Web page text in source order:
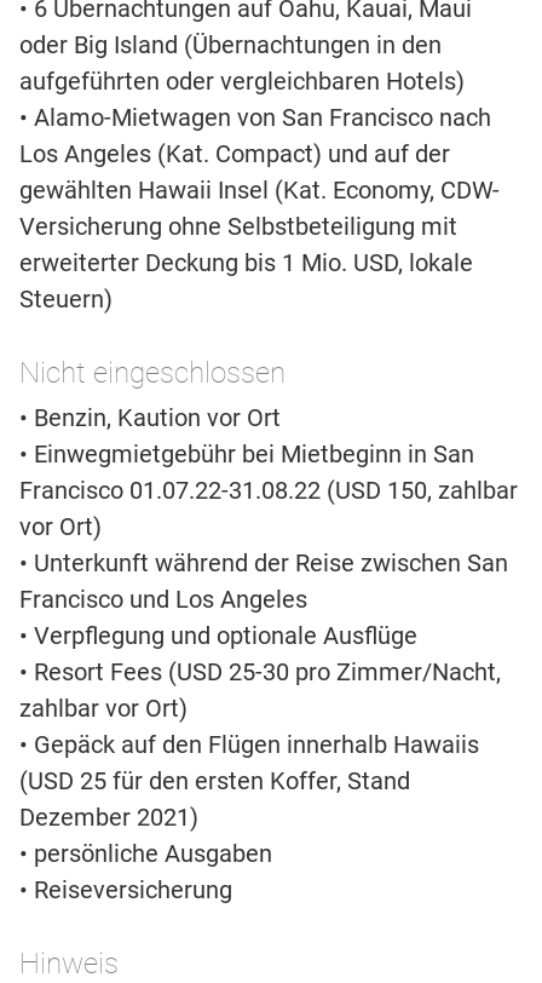
• 6 Übernachtungen auf Oahu, Kauai, Maui
oder Big Island (Übernachtungen in den
aufgeführten oder vergleichbaren Hotels)
• Alamo-Mietwagen von San Francisco nach
Los Angeles (Kat. Compact) und auf der
gewählten Hawaii Insel (Kat. Economy, CDW-
Versicherung ohne Selbstbeteiligung mit
erweiterter Deckung bis 1 Mio. USD, lokale
Steuern)
Nicht eingeschlossen
• Benzin, Kaution vor Ort
• Einwegmietgebühr bei Mietbeginn in San
Francisco 01.07.22-31.08.22 (USD 150, zahlbar
vor Ort)
• Unterkunft während der Reise zwischen San
Francisco und Los Angeles
• Verpflegung und optionale Ausflüge
• Resort Fees (USD 25-30 pro Zimmer/Nacht,
zahlbar vor Ort)
• Gepäck auf den Flügen innerhalb Hawaiis
(USD 25 für den ersten Koffer, Stand
Dezember 2021)
• persönliche Ausgaben
• Reiseversicherung
Hinweis